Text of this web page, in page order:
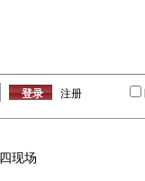
注册
现场